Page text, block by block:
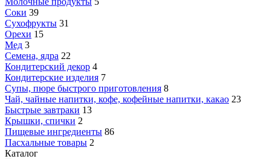
Соки 39
Сухофрукты 31
Орехи 15
Мед 3
Семена, ядра 22
Кондитерский декор 4
Кондитерские изделия 7
Супы, пюре быстрого приготовления 8
Чай, чайные напитки, кофе, кофейные напитки, какао 23
Быстрые завтраки 13
Крышки, спички 2
Пищевые ингредиенты 86
Пасхальные товары 2
Каталог